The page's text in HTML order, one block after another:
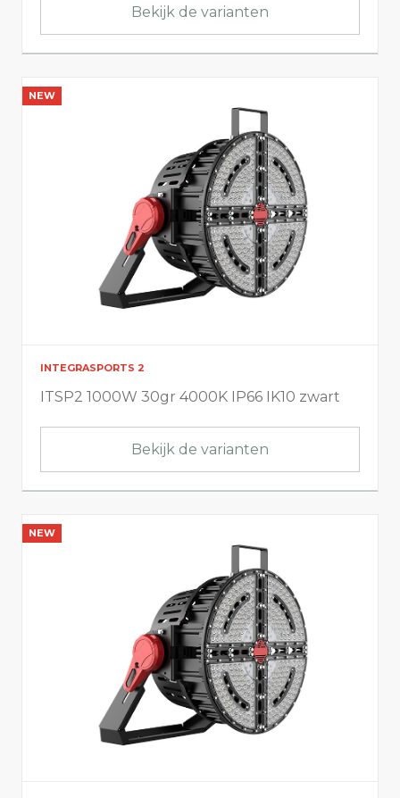
Bekijk de varianten
NEW
INTEGRASPORTS 2
ITSP2 1000W 30gr 4000K IP66 IK10 zwart
Bekijk de varianten
NEW